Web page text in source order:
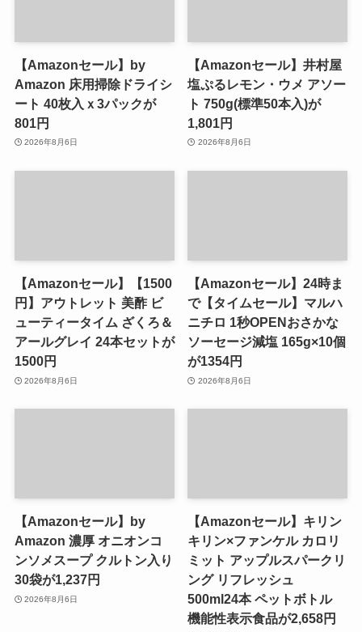
【Amazonセール】by
Amazon 床用掃除ドライシ
ート 40枚入ｘ3パックが
801円
2026年8月6日
【Amazonセール】井村屋
塩ぷるレモン・ウメ アソー
ト 750g(標準50本入)が
1,801円
2026年8月6日
【Amazonセール】【1500
円】アウトレット 美酢 ビ
ューティータイム ざくろ＆
アールグレイ 24本セットが
1500円
2026年8月6日
【Amazonセール】24時ま
で【タイムセール】マルハ
ニチロ 1秒OPENおさかな
ソーセージ減塩 165g×10個
が1354円
2026年8月6日
【Amazonセール】by
Amazon 濃厚 オニオンコ
ンソメスープ クルトン入り
30袋が1,237円
2026年8月6日
【Amazonセール】キリン
キリン×ファンケル カロリ
ミット アップルスパークリ
ング リフレッシュ
500ml24本 ペットボトル
機能性表示食品が2,658円